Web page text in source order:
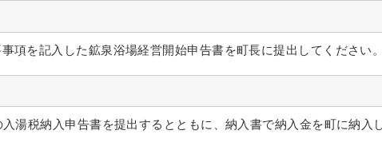
項を記入した鉱泉浴場経営開始申告書を町長に提出してください。
湯税納入申告書を提出するとともに、納入書で納入金を町に納入